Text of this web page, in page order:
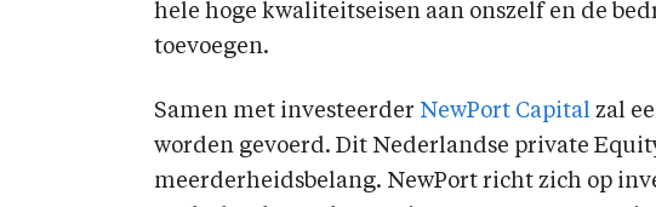
hele hoge kwaliteitseisen aan onszelf en de
toevoegen.
Samen met investeerder NewPort Capital zal
worden gevoerd. Dit Nederlandse private
meerderheidsbelang. NewPort richt zich op